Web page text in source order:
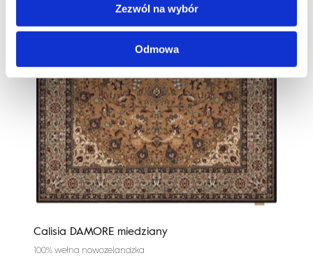
Zezwól na wybór
Odmowa
Calisia DAMORE miedziany
100% wełna nowozelandzka